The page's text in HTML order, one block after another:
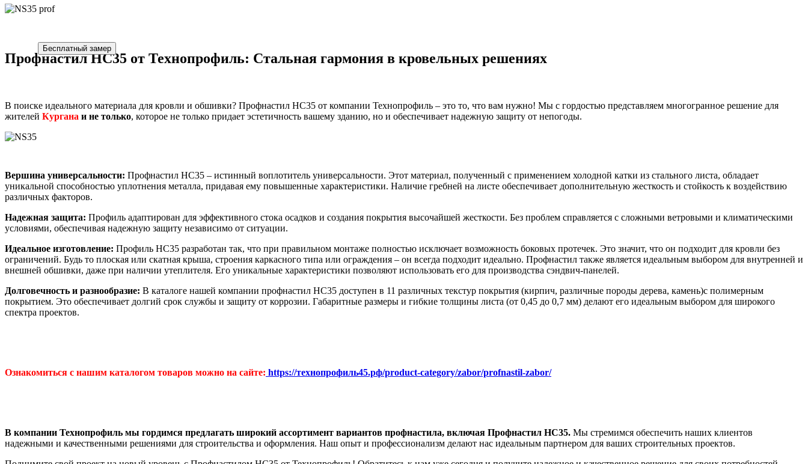
Бесплатный замер
Профнастил НС35 от Технопрофиль: Стальная гармония в кровельных решениях
В поиске идеального материала для кровли и обшивки? Профнастил НС35 от компании Технопрофиль – это то, что вам нужно! Мы с гордостью представляем многогранное решение для
жителей Кургана и не только, которое не только придает эстетичность вашему зданию, но и обеспечивает надежную защиту от непогоды.
Вершина универсальности: Профнастил НС35 – истинный воплотитель универсальности. Этот материал, полученный с применением холодной катки из стального листа, обладает
уникальной способностью уплотнения металла, придавая ему повышенные характеристики. Наличие гребней на листе обеспечивает дополнительную жесткость и стойкость к воздействию
различных факторов.
Надежная защита: Профиль адаптирован для эффективного стока осадков и создания покрытия высочайшей жесткости. Без проблем справляется с сложными ветровыми и климатическими
условиями, обеспечивая надежную защиту независимо от ситуации.
Идеальное изготовление: Профиль НС35 разработан так, что при правильном монтаже полностью исключает возможность боковых протечек. Это значит, что он подходит для кровли без
ограничений. Будь то плоская или скатная крыша, строения каркасного типа или ограждения – он всегда подходит идеально. Профнастил также является идеальным выбором для внутренней и
внешней обшивки, даже при наличии утеплителя. Его уникальные характеристики позволяют использовать его для производства сэндвич-панелей.
Долговечность и разнообразие: В каталоге нашей компании профнастил НС35 доступен в 11 различных текстур покрытия (кирпич, различные породы дерева, камень)с полимерным
покрытием. Это обеспечивает долгий срок службы и защиту от коррозии. Габаритные размеры и гибкие толщины листа (от 0,45 до 0,7 мм) делают его идеальным выбором для широкого
спектра проектов.
Ознакомиться с нашим каталогом товаров можно на сайте: https://технопрофиль45.рф/product-category/zabor/profnastil-zabor/
В компании Технопрофиль мы гордимся предлагать широкий ассортимент вариантов профнастила, включая Профнастил НС35. Мы стремимся обеспечить наших клиентов
надежными и качественными решениями для строительства и оформления. Наш опыт и профессионализм делают нас идеальным партнером для ваших строительных проектов.